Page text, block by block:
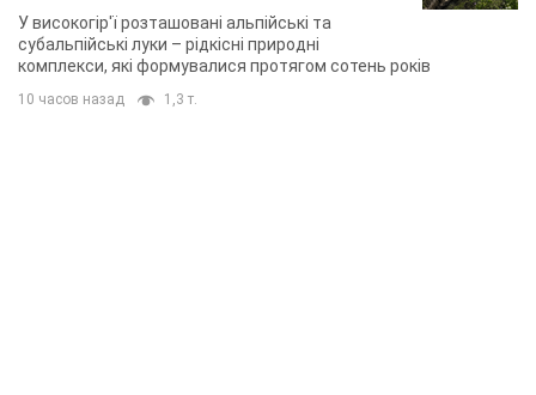
У високогір'ї розташовані альпійські та
субальпійські луки – рідкісні природні
комплекси, які формувалися протягом сотень років
10 часов назад 1,3 т.